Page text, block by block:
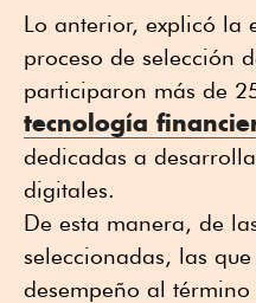
Lo anterior, explicó la
proceso de selección
participaron más de
tecnología
dedicadas a
digitales.
De esta manera, de
seleccionadas, las
desempeño al